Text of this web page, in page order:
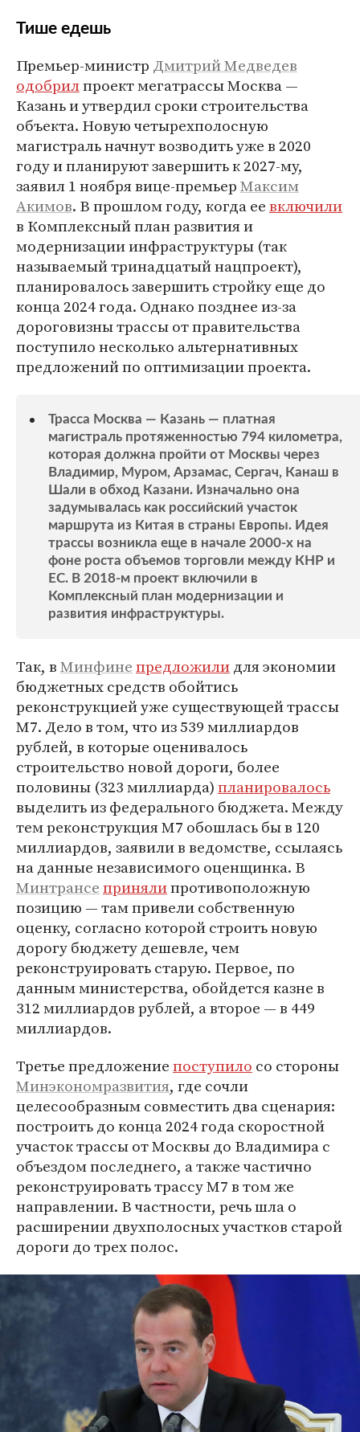
Тише едешь
Премьер-министр Дмитрий Медведев
одобрилпроект мегатрассы Москва —
Казань и утвердил сроки строительства
объекта. Новую четырехполосную
магистраль начнут возводить уже в 2020
году и планируют завершить к 2027-му,
заявил 1 ноября вице-премьерМаксим
Акимов. В прошлом году, когда еевключили
в Комплексный план развития и
модернизации инфраструктуры (так
называемый тринадцатый нацпроект),
планировалось завершить стройку еще до
конца 2024 года. Однако позднее из-за
дороговизны трассы от правительства
поступило несколько альтернативных
предложений по оптимизации проекта.
Трасса Москва — Казань — платная
магистраль протяженностью 794 километра,
которая должна пройти от Москвы через
Владимир, Муром, Арзамас, Сергач, Канаш в
Шали в обход Казани. Изначально она
задумывалась как российский участок
маршрута из Китая в страны Европы. Идея
трассы возникла еще в начале 2000-х на
фоне роста объемов торговли между КНР и
ЕС. В 2018-м проект включили в
Комплексный план модернизации и
развития инфраструктуры.
Так, вМинфинепредложилидля экономии
бюджетных средств обойтись
реконструкцией уже существующей трассы
М7. Дело в том, что из 539 миллиардов
рублей, в которые оценивалось
строительство новой дороги, более
половины (323 миллиарда)планировалось
выделить из федерального бюджета. Между
тем реконструкция М7 обошлась бы в 120
миллиардов, заявили в ведомстве, ссылаясь
на данные независимого оценщинка. В
Минтрансепринялипротивоположную
позицию — там привели собственную
оценку, согласно которой строить новую
дорогу бюджету дешевле, чем
реконструировать старую. Первое, по
данным министерства, обойдется казне в
312 миллиардов рублей, а второе — в 449
миллиардов.
Третье предложениепоступило со стороны
Минэкономразвития, где сочли
целесообразным совместить два сценария:
построить до конца 2024 года скоростной
участок трассы от Москвы до Владимира с
объездом последнего, а также частично
реконструировать трассу М7 в том же
направлении. В частности, речь шла о
расширении двухполосных участков старой
дороги до трех полос.